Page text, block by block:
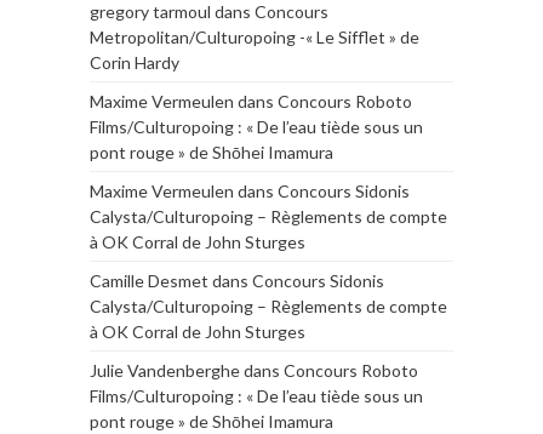
gregory tarmoul dans Concours
Metropolitan/Culturopoing -« Le Sifflet » de
Corin Hardy
Maxime Vermeulen dans Concours Roboto
Films/Culturopoing : « De l’eau tiède sous un
pont rouge » de Shōhei Imamura
Maxime Vermeulen dans Concours Sidonis
Calysta/Culturopoing – Règlements de compte
à OK Corral de John Sturges
Camille Desmet dans Concours Sidonis
Calysta/Culturopoing – Règlements de compte
à OK Corral de John Sturges
Julie Vandenberghedans Concours Roboto
Films/Culturopoing : « De l’eau tiède sous un
pont rouge » de Shōhei Imamura